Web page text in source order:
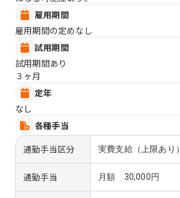
雇用期間
雇用期間の定めなし
試用期間
試用期間あり
３ヶ月
定年
なし
各種手当
通勤手当区分
実費支給（上限あり）
通勤手当 月額 30,000円